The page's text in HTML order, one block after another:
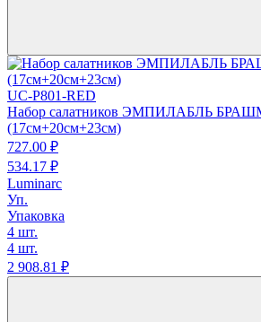
UC-P801-RED
Набор салатников ЭМПИЛАБЛЬ
(17см+20см+23см)
727.00 ₽
534.17 ₽
Luminarc
Уп.
Упаковка
4 шт.
4 шт.
2 908.81 ₽